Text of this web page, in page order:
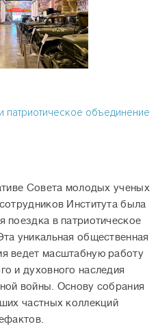
патриотическое объединение
Совета молодых ученых
Института была
поездка в патриотическое
уникальная общественная
ведет масштабную работу
и духовного наследия
войны. Основу собрания
частных коллекций